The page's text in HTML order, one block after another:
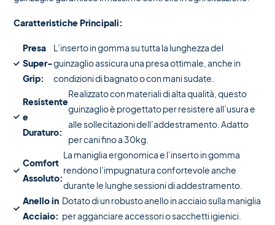
Caratteristiche Principali:
Presa
Super-
Grip:
L’inserto in gomma su tutta la lunghezza del
guinzaglio assicura una presa ottimale, anche in
condizioni di bagnato o con mani sudate.
Resistente
e
Duraturo:
Realizzato con materiali di alta qualità, questo
guinzaglio è progettato per resistere all’usura e
alle sollecitazioni dell’addestramento. Adatto
per cani fino a 30kg.
Comfort
Assoluto:
La maniglia ergonomica e l’inserto in gomma
rendono l’impugnatura confortevole anche
durante le lunghe sessioni di addestramento.
Anello in
Acciaio:
Dotato di un robusto anello in acciaio sulla maniglia
per agganciare accessori o sacchetti igienici.